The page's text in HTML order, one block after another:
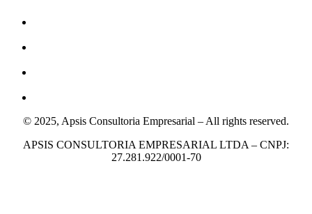
© 2025, Apsis Consultoria Empresarial – All rights reserved.
APSIS CONSULTORIA EMPRESARIAL LTDA – CNPJ:
27.281.922/0001-70